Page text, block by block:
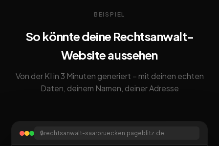
BEISPIEL
So könnte deine Rechtsanwalt-
Website aussehen
Von der KI in 3 Minuten generiert – mit deinen echten
Daten, deinem Namen, deiner Adresse
🔒rechtsanwalt-saarbruecken.pageblitz.de